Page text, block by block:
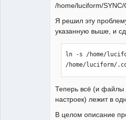
/home/luciform/
Я решил эту
указанную выше, и
ln -s /home/
/home/luciform/
Теперь всё (и
настроек) лежит в
В целом описание